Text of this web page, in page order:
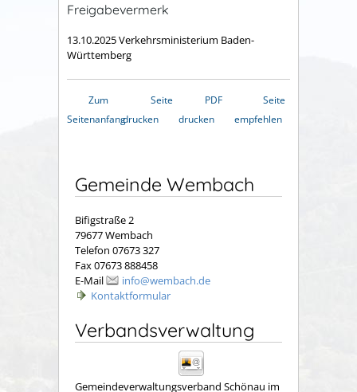
Freigabevermerk
13.10.2025 Verkehrsministerium Baden-
Württemberg
Zum
Seitenanfang
Seite
drucken
PDF
drucken
Seite
empfehlen
Gemeinde Wembach
Bifigstraße 2
79677 Wembach
Telefon 07673 327
Fax 07673 888458
E-Mail
info@wembach.de
Kontaktformular
Verbandsverwaltung
Gemeindeverwaltungsverband Schönau im